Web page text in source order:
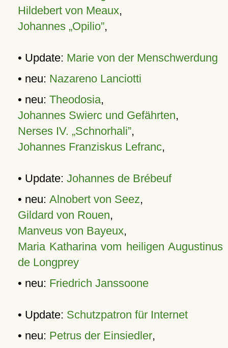
Hildebert von Meaux,
Johannes „Opilio”,
• Update: Marie von der Menschwerdung
• neu: Nazareno Lanciotti
• neu: Theodosia,
Johannes Swierc und Gefährten,
Nerses IV. „Schnorhali”,
Johannes Franziskus Lefranc,
• Update: Johannes de Brébeuf
• neu: Alnobert von Seez,
Gildard von Rouen,
Manveus von Bayeux,
Maria Katharina vom heiligen Augustinus
de Longprey
• neu: Friedrich Janssoone
• Update: Schutzpatron für Internet
• neu: Petrus der Einsiedler,